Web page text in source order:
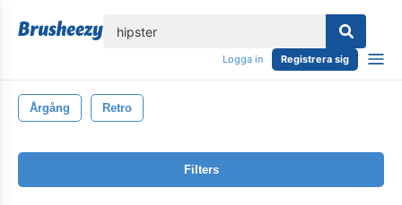
Logga in Registrera sig
Årgång Retro
Filters